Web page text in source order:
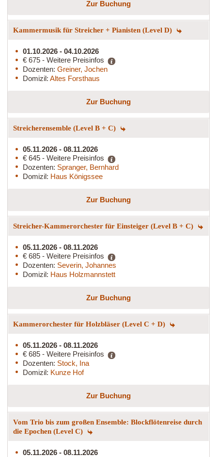
Zur Buchung
Kammermusik für Streicher + Pianisten (Level D)
01.10.2026 - 04.10.2026
€ 675 - Weitere Preisinfos
Dozenten: Greiner, Jochen
Domizil: Altes Forsthaus
Zur Buchung
Streicherensemble (Level B + C)
05.11.2026 - 08.11.2026
€ 645 - Weitere Preisinfos
Dozenten: Spranger, Bernhard
Domizil: Haus Königssee
Zur Buchung
Streicher-Kammerorchester für Einsteiger (Level B + C)
05.11.2026 - 08.11.2026
€ 685 - Weitere Preisinfos
Dozenten: Severin, Johannes
Domizil: Haus Holzmannstett
Zur Buchung
Kammerorchester für Holzbläser (Level C + D)
05.11.2026 - 08.11.2026
€ 685 - Weitere Preisinfos
Dozenten: Stock, Ina
Domizil: Kunze Hof
Zur Buchung
Vom Trio bis zum großen Ensemble: Blockflötenreise durch
die Epochen (Level C)
05.11.2026 - 08.11.2026